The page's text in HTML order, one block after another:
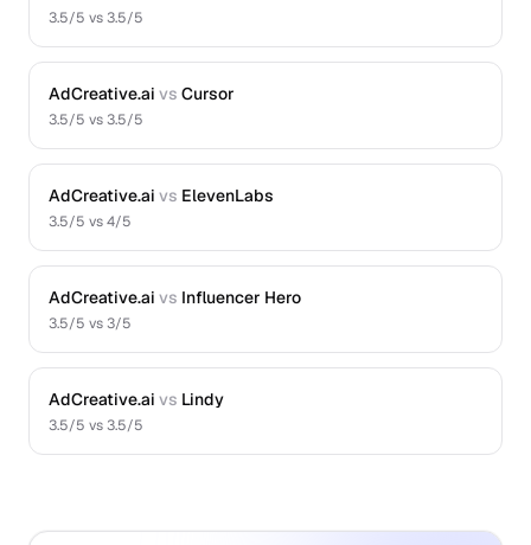
3.5/5 vs3.5/5
AdCreative.ai vs Cursor
3.5/5 vs3.5/5
AdCreative.ai vs ElevenLabs
3.5/5 vs4/5
AdCreative.ai vs Influencer Hero
3.5/5 vs3/5
AdCreative.ai vs Lindy
3.5/5 vs3.5/5